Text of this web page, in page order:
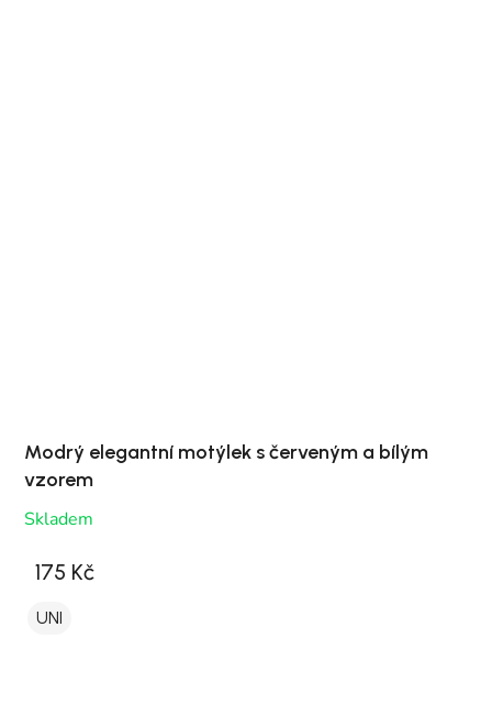
Modrý elegantní motýlek s červeným a bílým
vzorem
Skladem
175 Kč
UNI